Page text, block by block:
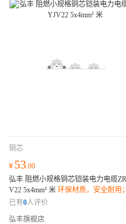
铜芯
¥ 53.00
弘丰 阻燃小规格铜芯铠装电力电缆
V22 5x4mm² 米 环保材质，安全耐用
股铜线，传输稳定；柔韧抗拉，安装
已有0人评价
弘丰旗舰店